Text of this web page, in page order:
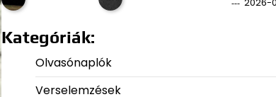
2026-
Kategóriák:
Olvasónaplók
Verselemzések